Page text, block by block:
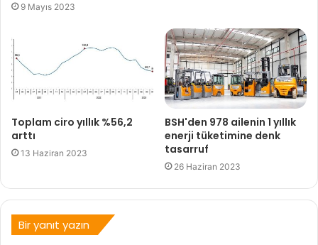
9 Mayıs 2023
Toplam ciro yıllık %56,2
arttı
13 Haziran 2023
BSH'den 978 ailenin 1 yıllık
enerji tüketimine denk
tasarruf
26 Haziran 2023
Bir yanıt yazın